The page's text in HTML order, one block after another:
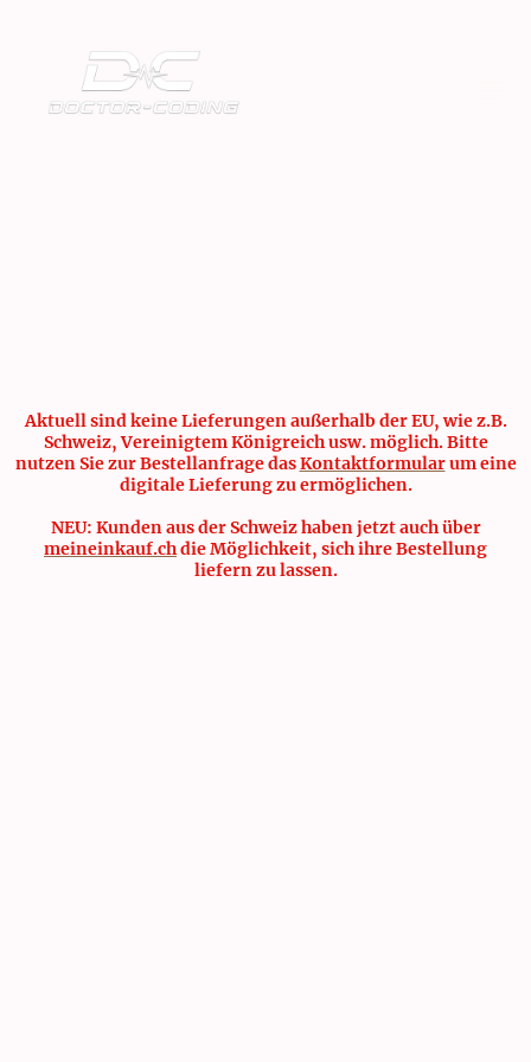
Aktuell sind keine Lieferungen außerhalb der EU, wie z.B.
Schweiz, Vereinigtem Königreich usw. möglich. Bitte
nutzen Sie zur Bestellanfrage dasKontaktformularum eine
digitale Lieferung zu ermöglichen.
NEU: Kunden aus der Schweiz haben jetzt auch über
meineinkauf.chdie Möglichkeit, sich ihre Bestellung
liefern zu lassen.